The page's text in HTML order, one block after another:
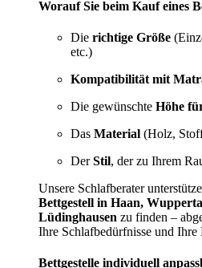
Worauf Sie beim Kauf eines
Die richtige Größe
etc.)
Kompatibilität mit
Die gewünschte Höhe
Das Material (Holz,
DerStil, der zu Ihrem
Unsere Schlafberater
Bettgestell in Haan,
Lüdinghausen zu finden –
Ihre Schlafbedürfnisse und Ihre
Bettgestelle individuell